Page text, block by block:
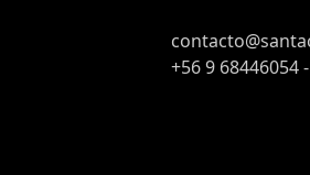
+56 9 68446054